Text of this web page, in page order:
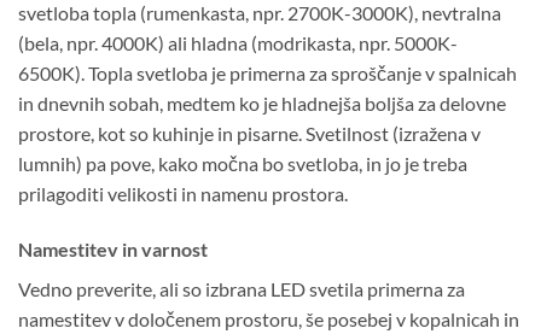
svetloba topla (rumenkasta, npr. 2700K-3000K), nevtralna
(bela, npr. 4000K) ali hladna (modrikasta, npr. 5000K-
6500K). Topla svetloba je primerna za sproščanje v spalnicah
in dnevnih sobah, medtem ko je hladnejša boljša za delovne
prostore, kot so kuhinje in pisarne. Svetilnost (izražena v
lumnih) pa pove, kako močna bo svetloba, in jo je treba
prilagoditi velikosti in namenu prostora.
Namestitev in varnost
Vedno preverite, ali so izbrana LED svetila primerna za
namestitev v določenem prostoru, še posebej v kopalnicah in